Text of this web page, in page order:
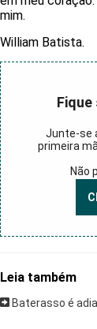
mim.
William Batista.
Junte-se
primeira
Não
Leia também
Baterasso é